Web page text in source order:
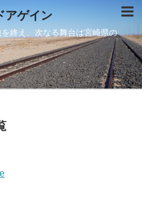
アゲイン
終え、次なる舞台は宮崎県の